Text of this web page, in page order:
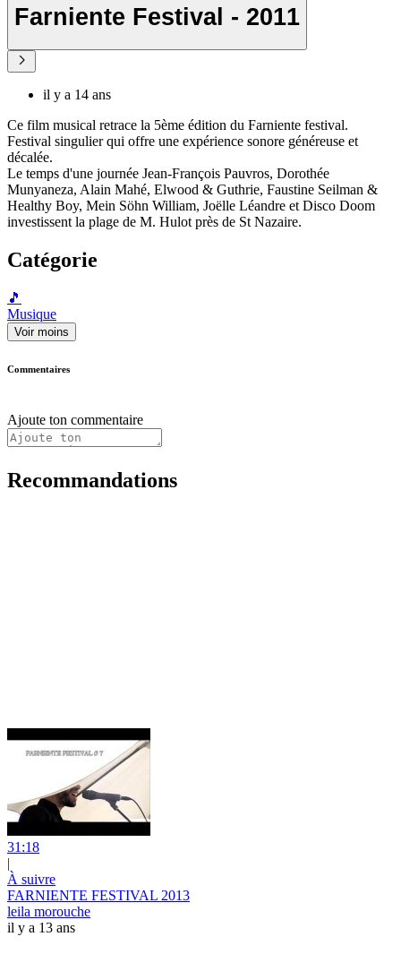
Farniente Festival - 2011
il y a 14 ans
Ce film musical retrace la 5ème édition du Farniente festival.
Festival singulier qui offre une expérience sonore généreuse et
décalée.
Le temps d'une journée Jean-François Pauvros, Dorothée
Munyaneza, Alain Mahé, Elwood & Guthrie, Faustine Seilman &
Healthy Boy, Mein Söhn William, Joëlle Léandre et Disco Doom
investissent la plage de M. Hulot près de St Nazaire.
Catégorie
🎵
Musique
Voir moins
Commentaires
Ajoute ton commentaire
Recommandations
31:18
|
À suivre
FARNIENTE FESTIVAL 2013
leila morouche
il y a 13 ans